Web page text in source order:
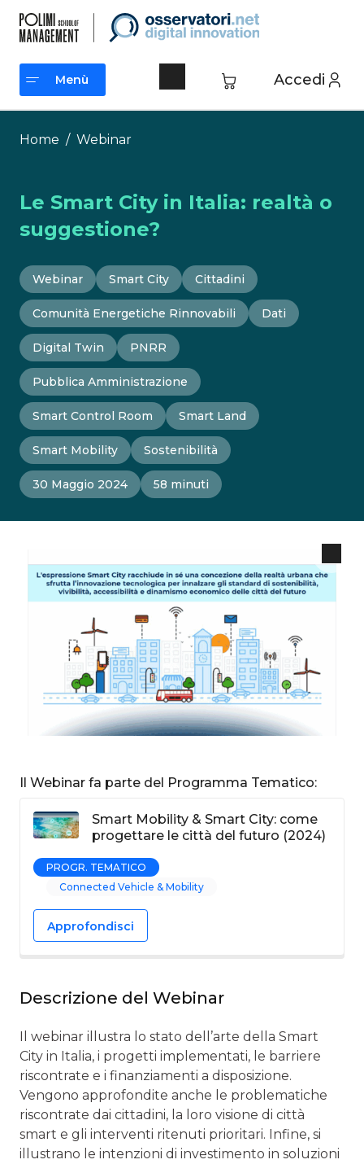
contenuto
Accedi
Menù
Menù
Home / Webinar
Le Smart City in Italia: realtà o
suggestione?
Webinar Smart City Cittadini
Comunità Energetiche Rinnovabili Dati
Digital Twin PNRR
Pubblica Amministrazione
Smart Control Room Smart Land
Smart Mobility Sostenibilità
30 Maggio 2024 58 minuti
Il Webinar fa parte del Programma Tematico:
Smart Mobility & Smart City: come
progettare le città del futuro (2024)
PROGR. TEMATICO
Connected Vehicle & Mobility
Approfondisci
Descrizione del Webinar
Il webinar illustra lo stato dell’arte della Smart
City in Italia, i progetti implementati, le barriere
riscontrate e i finanziamenti a disposizione.
Vengono approfondite anche le problematiche
riscontrate dai cittadini, la loro visione di città
smart e gli interventi ritenuti prioritari. Infine, si
illustrano le intenzioni di investimento in soluzioni